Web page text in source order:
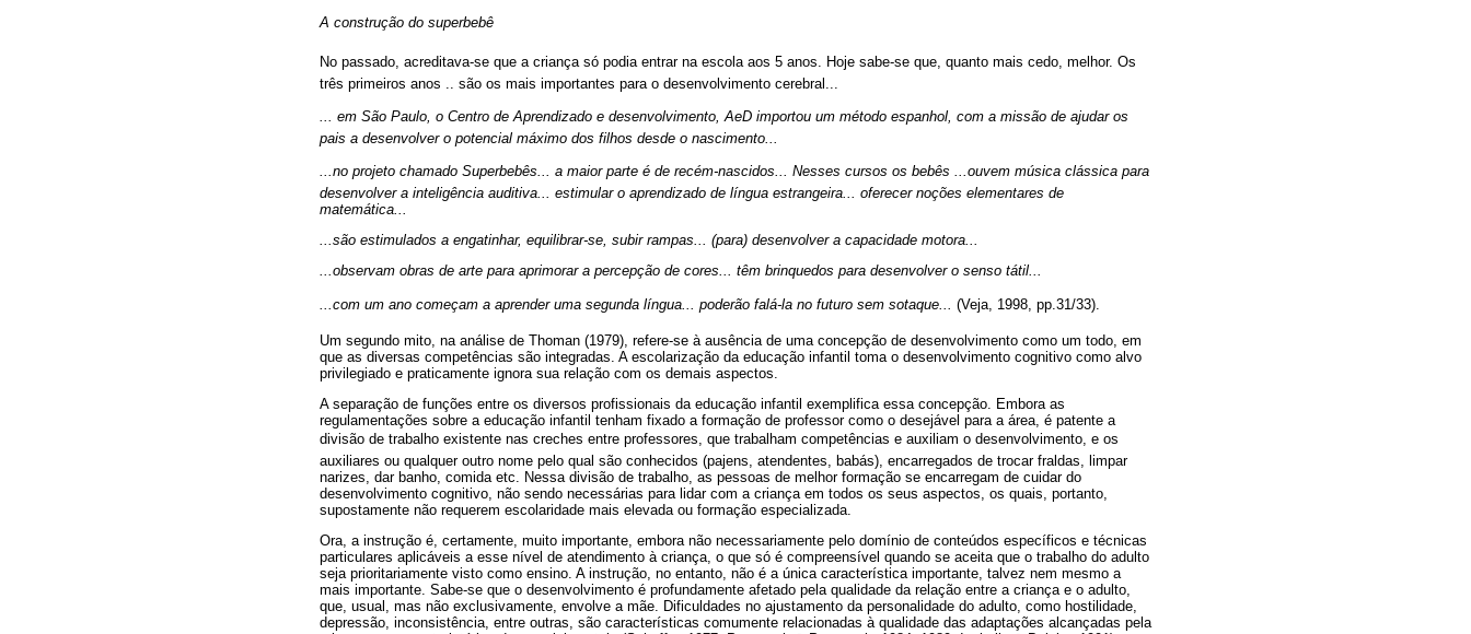
A construção do superbebê
No passado, acreditava-se que a criança só podia entrar na escola aos 5 anos. Hoje sabe-se que, quanto mais cedo, melhor. Os
três primeiros anos .. são os mais importantes para o desenvolvimento cerebral...
... em São Paulo, o Centro de Aprendizado e desenvolvimento, AeD importou um método espanhol, com a missão de ajudar os
pais a desenvolver o potencial máximo dos filhos desde o nascimento...
...no projeto chamado Superbebês... a maior parte é de recém-nascidos... Nesses cursos os bebês ...ouvem música clássica para
desenvolver a inteligência auditiva... estimular o aprendizado de língua estrangeira... oferecer noções elementares de
matemática...
...são estimulados a engatinhar, equilibrar-se, subir rampas... (para) desenvolver a capacidade motora...
...observam obras de arte para aprimorar a percepção de cores... têm brinquedos para desenvolver o senso tátil...
...com um ano começam a aprender uma segunda língua... poderão falá-la no futuro sem sotaque... (Veja, 1998, pp.31/33).
Um segundo mito, na análise de Thoman (1979), refere-se à ausência de uma concepção de desenvolvimento como um todo, em
que as diversas competências são integradas. A escolarização da educação infantil toma o desenvolvimento cognitivo como alvo
privilegiado e praticamente ignora sua relação com os demais aspectos.
A separação de funções entre os diversos profissionais da educação infantil exemplifica essa concepção. Embora as
regulamentações sobre a educação infantil tenham fixado a formação de professor como o desejável para a área, é patente a
divisão de trabalho existente nas creches entre professores, que trabalham competências e auxiliam o desenvolvimento, e os
auxiliares ou qualquer outro nome pelo qual são conhecidos (pajens, atendentes, babás), encarregados de trocar fraldas, limpar
narizes, dar banho, comida etc. Nessa divisão de trabalho, as pessoas de melhor formação se encarregam de cuidar do
desenvolvimento cognitivo, não sendo necessárias para lidar com a criança em todos os seus aspectos, os quais, portanto,
supostamente não requerem escolaridade mais elevada ou formação especializada.
Ora, a instrução é, certamente, muito importante, embora não necessariamente pelo domínio de conteúdos específicos e técnicas
particulares aplicáveis a esse nível de atendimento à criança, o que só é compreensível quando se aceita que o trabalho do adulto
seja prioritariamente visto como ensino. A instrução, no entanto, não é a única característica importante, talvez nem mesmo a
mais importante. Sabe-se que o desenvolvimento é profundamente afetado pela qualidade da relação entre a criança e o adulto,
que, usual, mas não exclusivamente, envolve a mãe. Dificuldades no ajustamento da personalidade do adulto, como hostilidade,
depressão, inconsistência, entre outras, são características comumente relacionadas à qualidade das adaptações alcançadas pela